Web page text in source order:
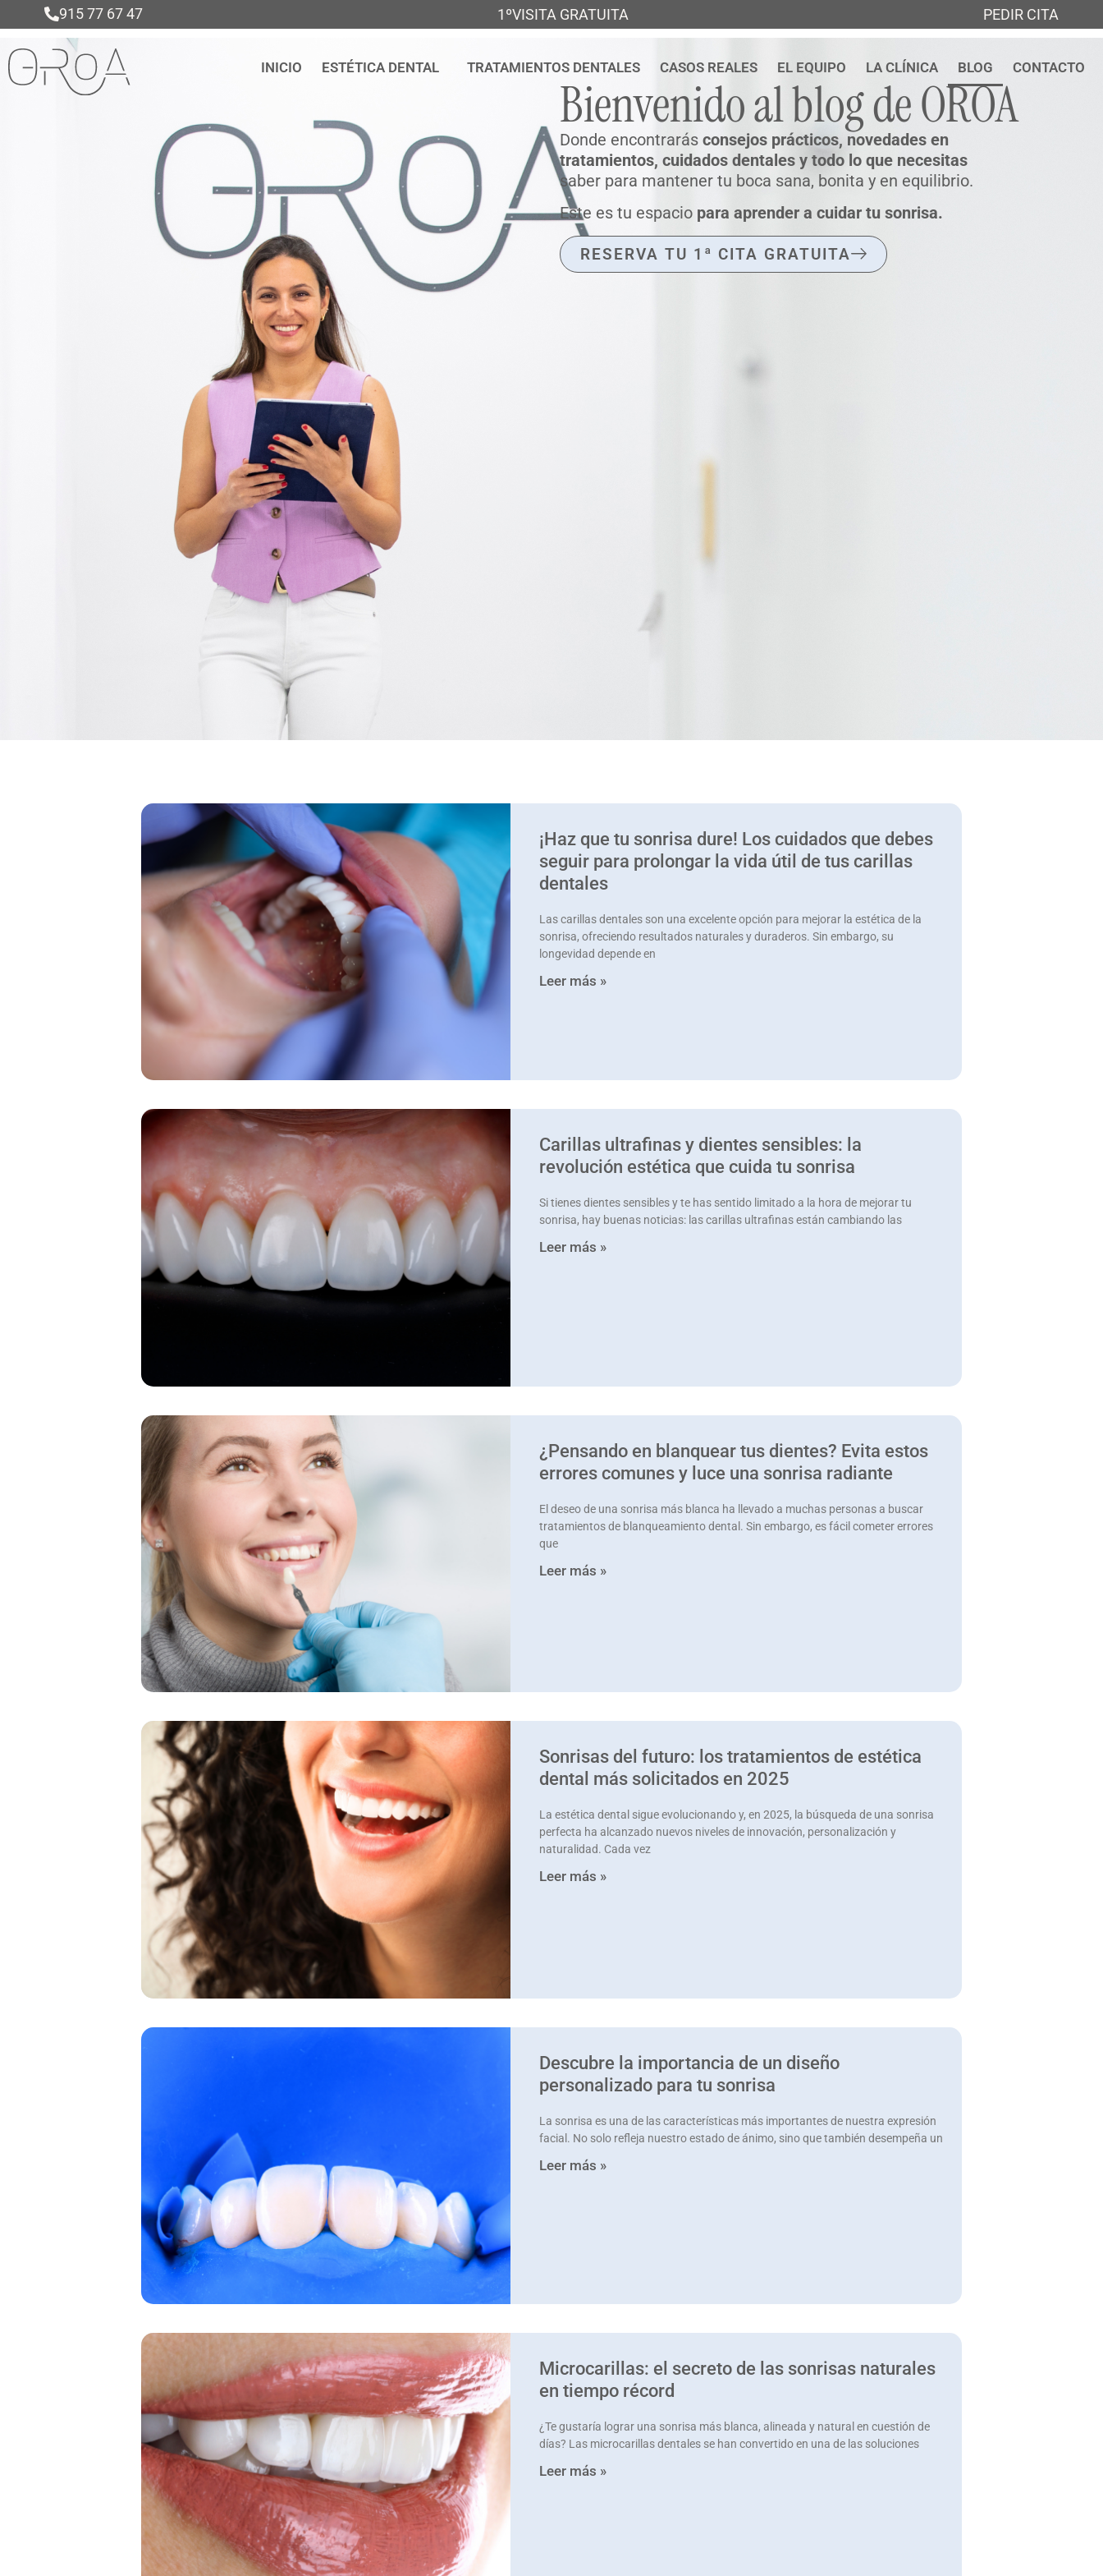
915 77 67 47 1ºVISITA GRATUITA PEDIR CITA
INICIO ESTÉTICA DENTAL TRATAMIENTOS DENTALES CASOS REALES EL EQUIPO LA CLÍNICA BLOG CONTACTO
Bienvenido al blog de OROA
Donde encontrarás consejos prácticos, novedades en
tratamientos, cuidados dentales y todo lo que necesitas
saber para mantener tu boca sana, bonita y en equilibrio.
Este es tu espacio para aprender a cuidar tu sonrisa.
RESERVA TU 1ª CITA GRATUITA
¡Haz que tu sonrisa dure! Los cuidados que debes
seguir para prolongar la vida útil de tus carillas
dentales
Las carillas dentales son una excelente opción para mejorar la estética de la
sonrisa, ofreciendo resultados naturales y duraderos. Sin embargo, su
longevidad depende en
Leer más »
Carillas ultrafinas y dientes sensibles: la
revolución estética que cuida tu sonrisa
Si tienes dientes sensibles y te has sentido limitado a la hora de mejorar tu
sonrisa, hay buenas noticias: las carillas ultrafinas están cambiando las
Leer más »
¿Pensando en blanquear tus dientes? Evita estos
errores comunes y luce una sonrisa radiante
El deseo de una sonrisa más blanca ha llevado a muchas personas a buscar
tratamientos de blanqueamiento dental. Sin embargo, es fácil cometer errores
que
Leer más »
Sonrisas del futuro: los tratamientos de estética
dental más solicitados en 2025
La estética dental sigue evolucionando y, en 2025, la búsqueda de una sonrisa
perfecta ha alcanzado nuevos niveles de innovación, personalización y
naturalidad. Cada vez
Leer más »
Descubre la importancia de un diseño
personalizado para tu sonrisa
La sonrisa es una de las características más importantes de nuestra expresión
facial. No solo refleja nuestro estado de ánimo, sino que también desempeña un
Leer más »
Microcarillas: el secreto de las sonrisas naturales
en tiempo récord
¿Te gustaría lograr una sonrisa más blanca, alineada y natural en cuestión de
días? Las microcarillas dentales se han convertido en una de las soluciones
Leer más »